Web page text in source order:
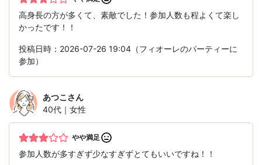
高身長の方が多くて、素敵でした！参加人数も程よくて楽し
かったです！！
投稿日時：2026-07-26 19:04（フィオーレのパーティーに
参加）
あつこ さん
40代｜女性
やや満足
参加人数が多すぎず少なすぎずとてもいいですね！！